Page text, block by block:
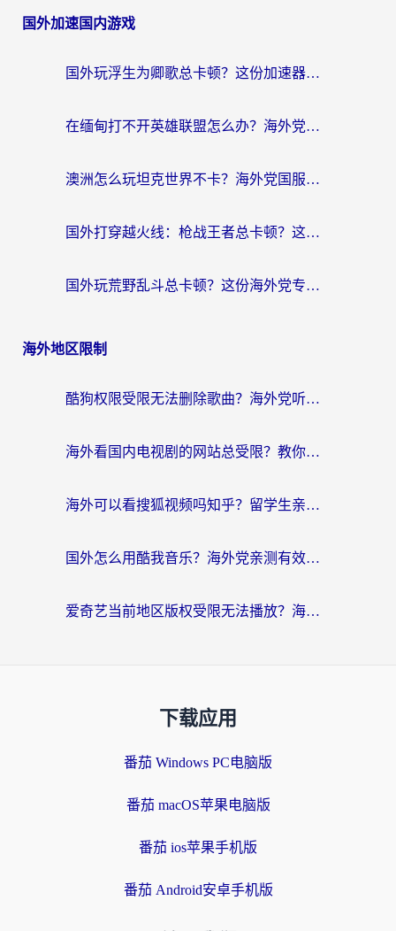
国外加速国内游戏
国外玩浮生为卿歌总卡顿？这份加速器选择指南帮你找回丝滑体验
在缅甸打不开英雄联盟怎么办？海外党亲测有效的国服游戏加速指南
澳洲怎么玩坦克世界不卡？海外党国服游戏加速终极指南（附逆战奇妙碰碰车解决方案）
国外打穿越火线：枪战王者总卡顿？这篇加速器推荐下载指南帮你解决延迟难题
国外玩荒野乱斗总卡顿？这份海外党专属的国服游戏加速攻略请收好
海外地区限制
酷狗权限受限无法删除歌曲？海外党听国内音乐的终极解决方案来了
海外看国内电视剧的网站总受限？教你选对回国加速器，轻松追热剧
海外可以看搜狐视频吗知乎？留学生亲测有效的回国加速器选择指南
国外怎么用酷我音乐？海外党亲测有效的回国加速方案，附千千音乐中文歌收听指南
爱奇艺当前地区版权受限无法播放？海外党追剧看电影的终极解决方案来了
下载应用
番茄 Windows PC电脑版
番茄 macOS苹果电脑版
番茄 ios苹果手机版
番茄 Android安卓手机版